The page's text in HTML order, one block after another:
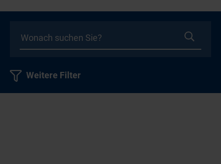
Weitere Filter